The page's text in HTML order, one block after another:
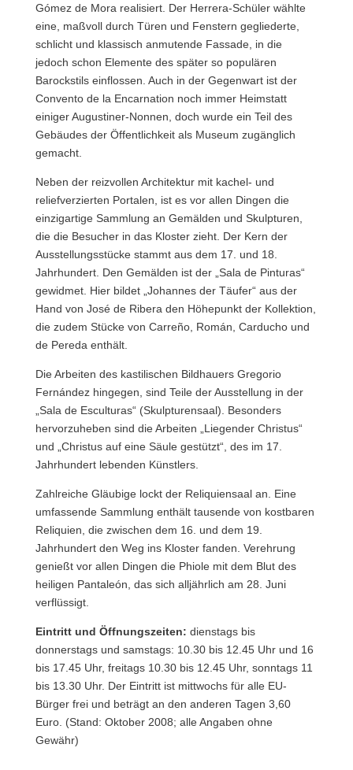
Gómez de Mora realisiert. Der Herrera-Schüler wählte
eine, maßvoll durch Türen und Fenstern gegliederte,
schlicht und klassisch anmutende Fassade, in die
jedoch schon Elemente des später so populären
Barockstils einflossen. Auch in der Gegenwart ist der
Convento de la Encarnation noch immer Heimstatt
einiger Augustiner-Nonnen, doch wurde ein Teil des
Gebäudes der Öffentlichkeit als Museum zugänglich
gemacht.
Neben der reizvollen Architektur mit kachel- und
reliefverzierten Portalen, ist es vor allen Dingen die
einzigartige Sammlung an Gemälden und Skulpturen,
die die Besucher in das Kloster zieht. Der Kern der
Ausstellungsstücke stammt aus dem 17. und 18.
Jahrhundert. Den Gemälden ist der „Sala de Pinturas“
gewidmet. Hier bildet „Johannes der Täufer“ aus der
Hand von José de Ribera den Höhepunkt der Kollektion,
die zudem Stücke von Carreño, Román, Carducho und
de Pereda enthält.
Die Arbeiten des kastilischen Bildhauers Gregorio
Fernández hingegen, sind Teile der Ausstellung in der
„Sala de Esculturas“ (Skulpturensaal). Besonders
hervorzuheben sind die Arbeiten „Liegender Christus“
und „Christus auf eine Säule gestützt“, des im 17.
Jahrhundert lebenden Künstlers.
Zahlreiche Gläubige lockt der Reliquiensaal an. Eine
umfassende Sammlung enthält tausende von kostbaren
Reliquien, die zwischen dem 16. und dem 19.
Jahrhundert den Weg ins Kloster fanden. Verehrung
genießt vor allen Dingen die Phiole mit dem Blut des
heiligen Pantaleón, das sich alljährlich am 28. Juni
verflüssigt.
Eintritt und Öffnungszeiten: dienstags bis
donnerstags und samstags: 10.30 bis 12.45 Uhr und 16
bis 17.45 Uhr, freitags 10.30 bis 12.45 Uhr, sonntags 11
bis 13.30 Uhr. Der Eintritt ist mittwochs für alle EU-
Bürger frei und beträgt an den anderen Tagen 3,60
Euro. (Stand: Oktober 2008; alle Angaben ohne
Gewähr)